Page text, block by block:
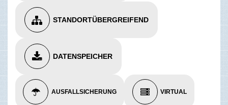
STANDORTÜBERGREIFEND
DATENSPEICHER
AUSFALLSICHERUNG VIRTUAL